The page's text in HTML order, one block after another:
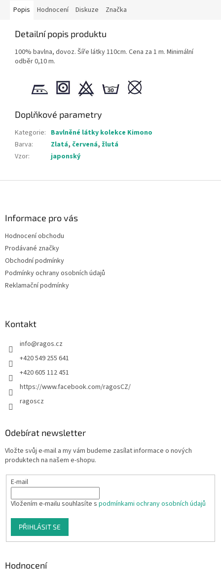
Popis Hodnocení Diskuze Značka
Detailní popis produktu
100% bavlna, dovoz. Šíře látky 110cm. Cena za 1 m. Minimální
odběr 0,10 m.
Doplňkové parametry
Kategorie: Bavlněné látky kolekce Kimono
Barva: Zlatá, červená, žlutá
Vzor: japonský
Informace pro vás
Hodnocení obchodu
Prodávané značky
Obchodní podmínky
Podmínky ochrany osobních údajů
Reklamační podmínky
Kontakt
info@ragos.cz
+420 549 255 641
+420 605 112 451
https://www.facebook.com/ragosCZ/
ragoscz
Odebírat newsletter
Vložte svůj e-mail a my vám budeme zasílat informace o nových
produktech na našem e-shopu.
E-mail
Vložením e-mailu souhlasíte s podmínkami ochrany osobních údajů
PŘIHLÁSIT SE
Hodnocení